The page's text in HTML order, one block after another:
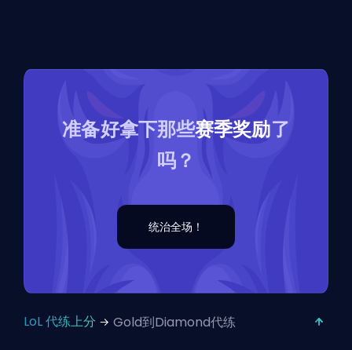
准备好拿下那些赛季奖励了
吗？
统治全场！
LoL 代练上分 Gold到Diamond代练